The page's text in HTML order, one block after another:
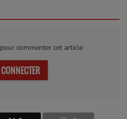
commenter cet article